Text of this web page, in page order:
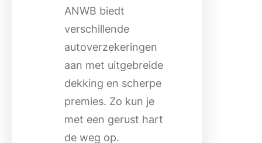
ANWB biedt
verschillende
autoverzekeringen
aan met uitgebreide
dekking en scherpe
premies. Zo kun je
met een gerust hart
de weg op.